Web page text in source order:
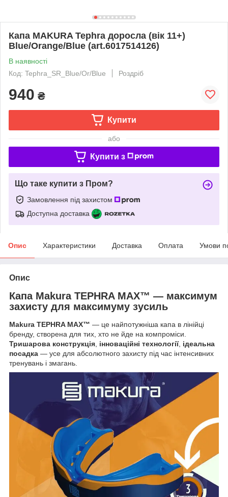
Капа MAKURA Tephra доросла (вік 11+)
Blue/Orange/Blue (art.6017514126)
В наявності
Код: Tephra_SR_Blue/Or/Blue
Роздріб
940 ₴
Купити
або
Купити з
Що таке купити з Пром?
Замовлення під захистом
Доступна доставка
Опис Характеристики Доставка Оплата Умови
Опис
Капа Makura TEPHRA MAX™ — максимум
захисту для максимуму зусиль
Makura TEPHRA MAX™ — це найпотужніша капа в лінійці
бренду, створена для тих, хто не йде на компроміси.
Тришарова конструкція, інноваційні технології, ідеальна
посадка — усе для абсолютного захисту під час інтенсивних
тренувань і змагань.